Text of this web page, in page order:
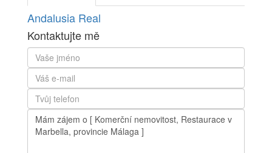
Andalusia Real
Kontaktujte mě